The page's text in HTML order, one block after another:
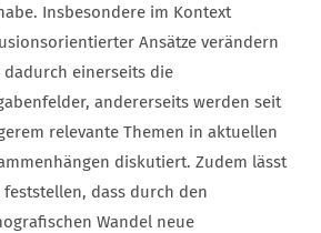
Insbesondere im Kontext
Ansätze verändern
dadurch einerseits die
andererseits werden seit
relevante Themen in aktuellen
diskutiert. Zudem lässt
feststellen, dass durch den
Wandel neue